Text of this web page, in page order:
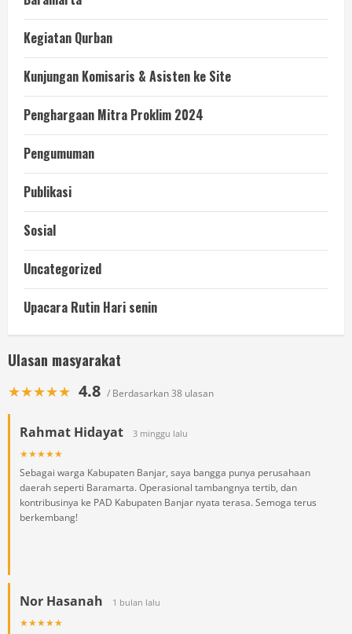
Kegiatan Qurban
Kunjungan Komisaris & Asisten ke Site
Penghargaan Mitra Proklim 2024
Pengumuman
Publikasi
Sosial
Uncategorized
Upacara Rutin Hari senin
Ulasan masyarakat
★★★★★ 4.8 / Berdasarkan 38 ulasan
Rahmat Hidayat 3 minggu lalu
★★★★★
Sebagai warga Kabupaten Banjar, saya bangga punya perusahaan
daerah seperti Baramarta. Operasional tambangnya tertib, dan
kontribusinya ke PAD Kabupaten Banjar nyata terasa. Semoga terus
berkembang!
Nor Hasanah 1 bulan lalu
★★★★★